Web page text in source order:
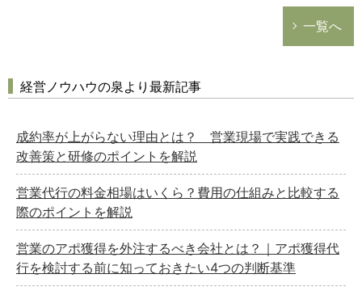
一覧へ
経営ノウハウの泉より最新記事
成約率が上がらない理由とは？ 営業現場で実践できる
改善策と研修のポイントを解説
営業代行の料金相場はいくら？費用の仕組みと比較する
際のポイントを解説
営業のアポ獲得を外注するべき会社とは？｜アポ獲得代
行を検討する前に知っておきたい4つの判断基準